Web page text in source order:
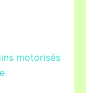
motorisés